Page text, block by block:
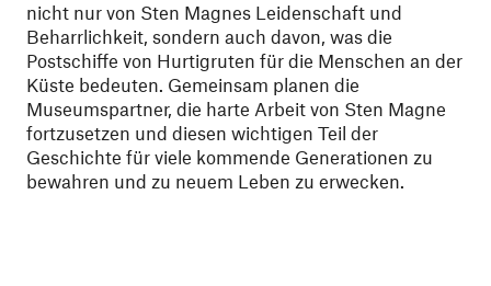
nicht nur von Sten Magnes Leidenschaft und
Beharrlichkeit, sondern auch davon, was die
Postschiffe von Hurtigruten für die Menschen an der
Küste bedeuten. Gemeinsam planen die
Museumspartner, die harte Arbeit von Sten Magne
fortzusetzen und diesen wichtigen Teil der
Geschichte für viele kommende Generationen zu
bewahren und zu neuem Leben zu erwecken.